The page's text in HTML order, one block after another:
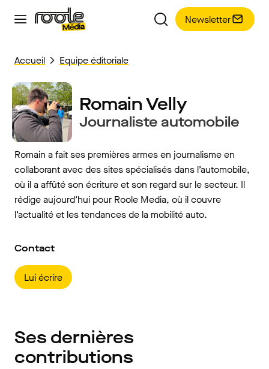
Newsletter
Accueil Equipe éditoriale
Romain Velly
Journaliste automobile
Romain a fait ses premières armes en journalisme en
collaborant avec des sites spécialisés dans l’automobile,
où il a affûté son écriture et son regard sur le secteur. Il
rédige aujourd’hui pour Roole Media, où il couvre
l’actualité et les tendances de la mobilité auto.
Contact
Lui écrire
Ses dernières
contributions